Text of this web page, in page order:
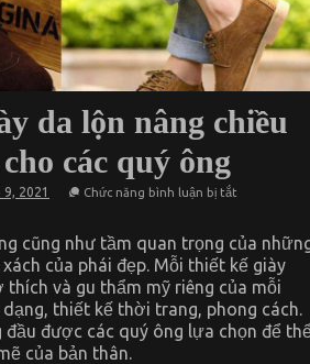
da lộn nâng chiều
các quý ông
9, 2021 Chức năng bình luận bị tắt
giày
da
lộn
chiều
cao
cực
ngầu
cũng như tầm quan trọng của
của phái đẹp. Mỗi thiết kế giày
và gu thẩm mỹ riêng của mỗi
thiết kế thời trang, phong cách.
đầu được các quý ông lựa chọn để
của bản thân.